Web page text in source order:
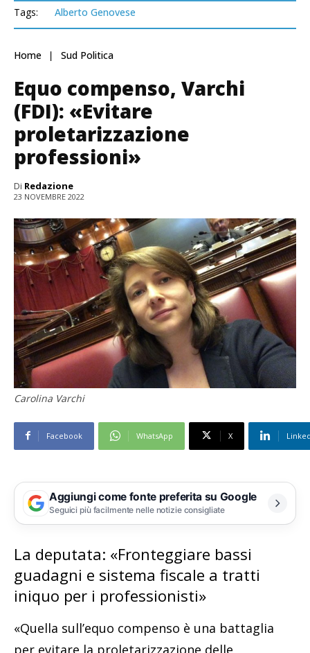
Tags: Alberto Genovese
Home Sud Politica
Equo compenso, Varchi
(FDI): «Evitare
proletarizzazione
professioni»
Di Redazione
23 NOVEMBRE 2022
Carolina Varchi
Facebook WhatsApp X
Aggiungi come fonte preferita su Google
Seguici più facilmente nelle notizie consigliate
La deputata: «Fronteggiare bassi
guadagni e sistema fiscale a tratti
iniquo per i professionisti»
«Quella sull’equo compenso è una battaglia
per evitare la proletarizzazione delle